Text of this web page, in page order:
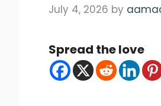
July 4, 2026 by
Spread the love